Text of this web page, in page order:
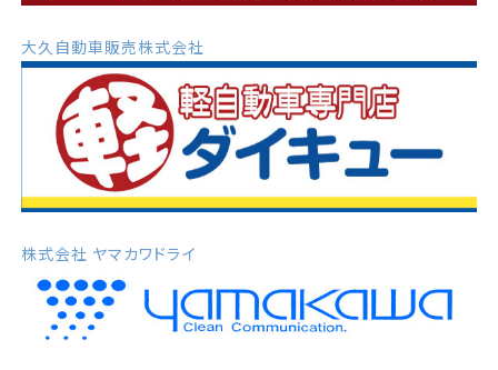
大久自動車販売株式会社
株式会社 ヤマカワドライ